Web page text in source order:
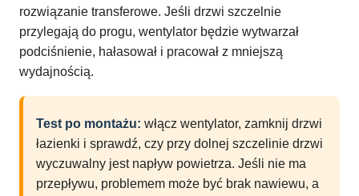
rozwiązanie transferowe. Jeśli drzwi szczelnie
przylegają do progu, wentylator będzie wytwarzał
podciśnienie, hałasował i pracował z mniejszą
wydajnością.
Test po montażu: włącz wentylator, zamknij drzwi
łazienki i sprawdź, czy przy dolnej szczelinie drzwi
wyczuwalny jest napływ powietrza. Jeśli nie ma
przepływu, problemem może być brak nawiewu, a